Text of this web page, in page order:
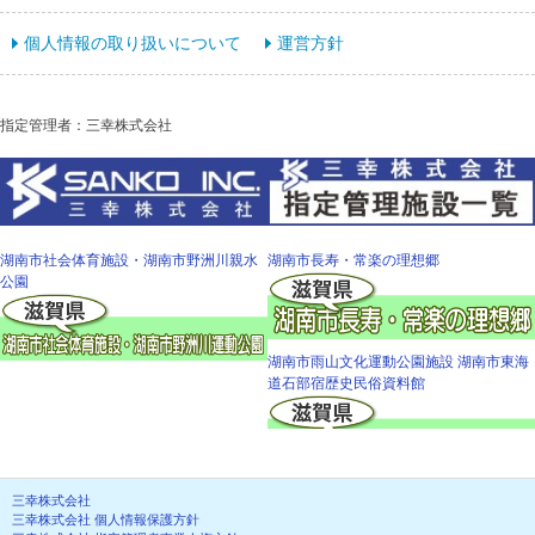
個人情報の取り扱いについて 運営方針
指定管理者：三幸株式会社